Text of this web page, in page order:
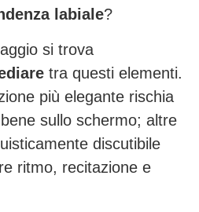
labiale?
si trova
tra questi elementi.
più elegante rischia
sullo schermo; altre
discutibile
ritmo, recitazione e